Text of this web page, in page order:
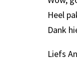
Heel
Dank
Liefs